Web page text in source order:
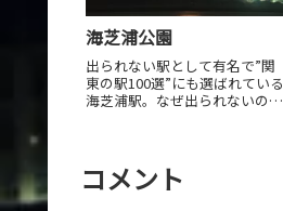
海芝浦公園
出られない駅として有名で”関
東の駅100選”にも選ばれている
海芝浦駅。なぜ出られないのか
コメント